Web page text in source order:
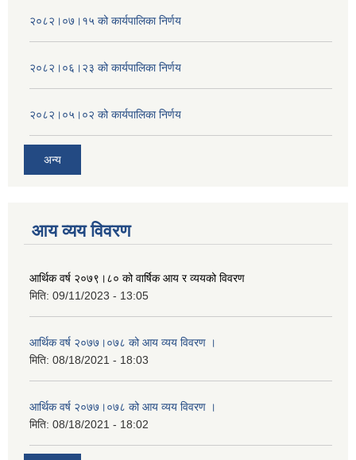
२०८२।०७।१५ को कार्यपालिका निर्णय
२०८२।०६।२३ को कार्यपालिका निर्णय
२०८२।०५।०२ को कार्यपालिका निर्णय
अन्य
आय व्यय विवरण
आर्थिक वर्ष २०७९।८० को वार्षिक आय र व्ययको विवरण
मिति: 09/11/2023 - 13:05
आर्थिक वर्ष २०७७।०७८ को आय व्यय विवरण ।
मिति: 08/18/2021 - 18:03
आर्थिक वर्ष २०७७।०७८ को आय व्यय विवरण ।
मिति: 08/18/2021 - 18:02